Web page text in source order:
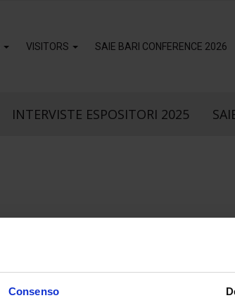
Consenso
VISITORS SAIE BARI CONFERENCE 2026
INTERVISTE ESPOSITORI 2025